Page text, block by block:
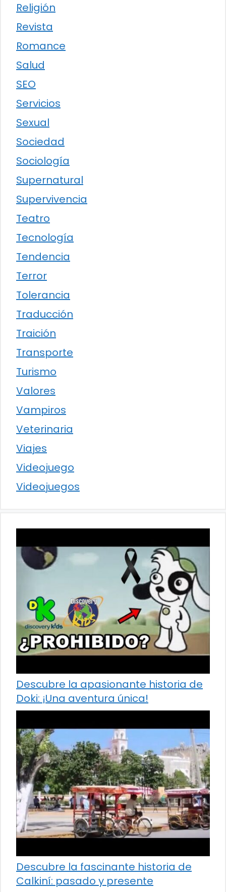
Religión
Revista
Romance
Salud
SEO
Servicios
Sexual
Sociedad
Sociología
Supernatural
Supervivencia
Teatro
Tecnología
Tendencia
Terror
Tolerancia
Traducción
Traición
Transporte
Turismo
Valores
Vampiros
Veterinaria
Viajes
Videojuego
Videojuegos
Descubre la apasionante historia de
Doki: ¡Una aventura única!
Descubre la fascinante historia de
Calkiní: pasado y presente